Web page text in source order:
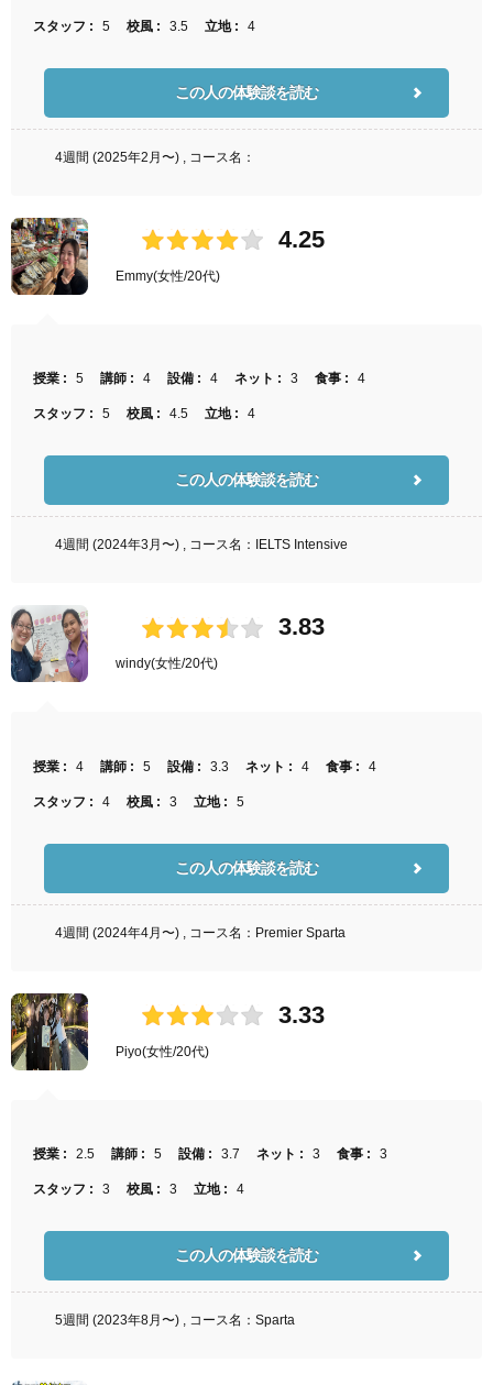
スタッフ : 5 校風 : 3.5 立地 : 4
この人の体験談を読む
4週間 (2025年2月〜) , コース名：
Emmy(女性/20代)
4.25
授業 : 5 講師 : 4 設備 : 4 ネット : 3 食事 : 4
スタッフ : 5 校風 : 4.5 立地 : 4
この人の体験談を読む
4週間 (2024年3月〜) , コース名：IELTS Intensive
windy(女性/20代)
3.83
授業 : 4 講師 : 5 設備 : 3.3 ネット : 4 食事 : 4
スタッフ : 4 校風 : 3 立地 : 5
この人の体験談を読む
4週間 (2024年4月〜) , コース名：Premier Sparta
Piyo(女性/20代)
3.33
授業 : 2.5 講師 : 5 設備 : 3.7 ネット : 3 食事 : 3
スタッフ : 3 校風 : 3 立地 : 4
この人の体験談を読む
5週間 (2023年8月〜) , コース名：Sparta